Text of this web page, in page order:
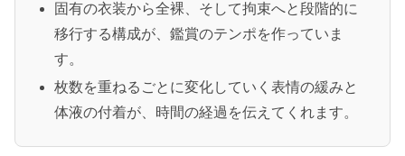
固有の衣装から全裸、そして拘束へと段階的に
移行する構成が、鑑賞のテンポを作っていま
す。
枚数を重ねるごとに変化していく表情の緩みと
体液の付着が、時間の経過を伝えてくれます。